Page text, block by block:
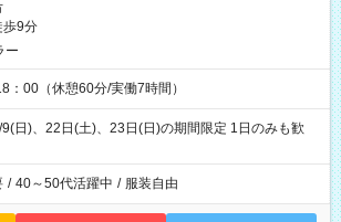
歩9分
ー
：00（休憩60分/実働7時間）
日)、22日(土)、23日(日)の期間限定 1日のみも歓
/ 40～50代活躍中 / 服装自由